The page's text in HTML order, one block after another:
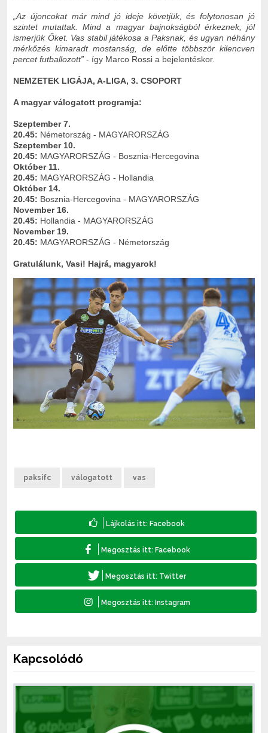
„Az újoncokat már mind jó ideje követjük, és folytonosan jó
szintet mutattak. Mind a magyar bajnokságból érkeznek, jól
ismerjük Őket. Vas stabil játékosa a Paksnak, és ugyan néhány
mérkőzés kimaradt mostanság, de előtte többször kilencven
percet futballozott” - így Marco Rossi a bejelentéskor.
NEMZETEK LIGÁJA, A-LIGA, 3. CSOPORT
A magyar válogatott programja:
Szeptember 7.
20.45: Németország - MAGYARORSZÁG
Szeptember 10.
20.45: MAGYARORSZÁG - Bosznia-Hercegovina
Október 11.
20.45: MAGYARORSZÁG - Hollandia
Október 14.
20.45: Bosznia-Hercegovina - MAGYARORSZÁG
November 16.
20.45: Hollandia - MAGYARORSZÁG
November 19.
20.45: MAGYARORSZÁG - Németország
Gratulálunk, Vasi! Hajrá, magyarok!
paksifc válogatott vas
Kapcsolódó